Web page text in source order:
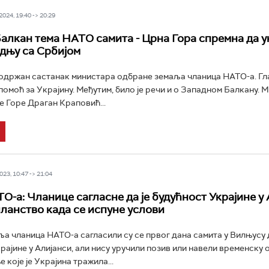
19:40 -> 20:29
тема НАТО самита - Црна Гора спремна да
са Србијом
састанак министара одбране земаља чланица НАТО-а.
помоћ за Украјину. Међутим, било је речи и о Западном Балкану.
Горе Драган Краповић...
10:47 -> 21:04
а: Чланице сагласне да је будућност Украјине у
када се испуне услови
чланица НАТО-а сагласили су се првог дана самита у Вилњусу
у Алијанси, али нису уручили позив или навели временску
које је Украјина тражила...